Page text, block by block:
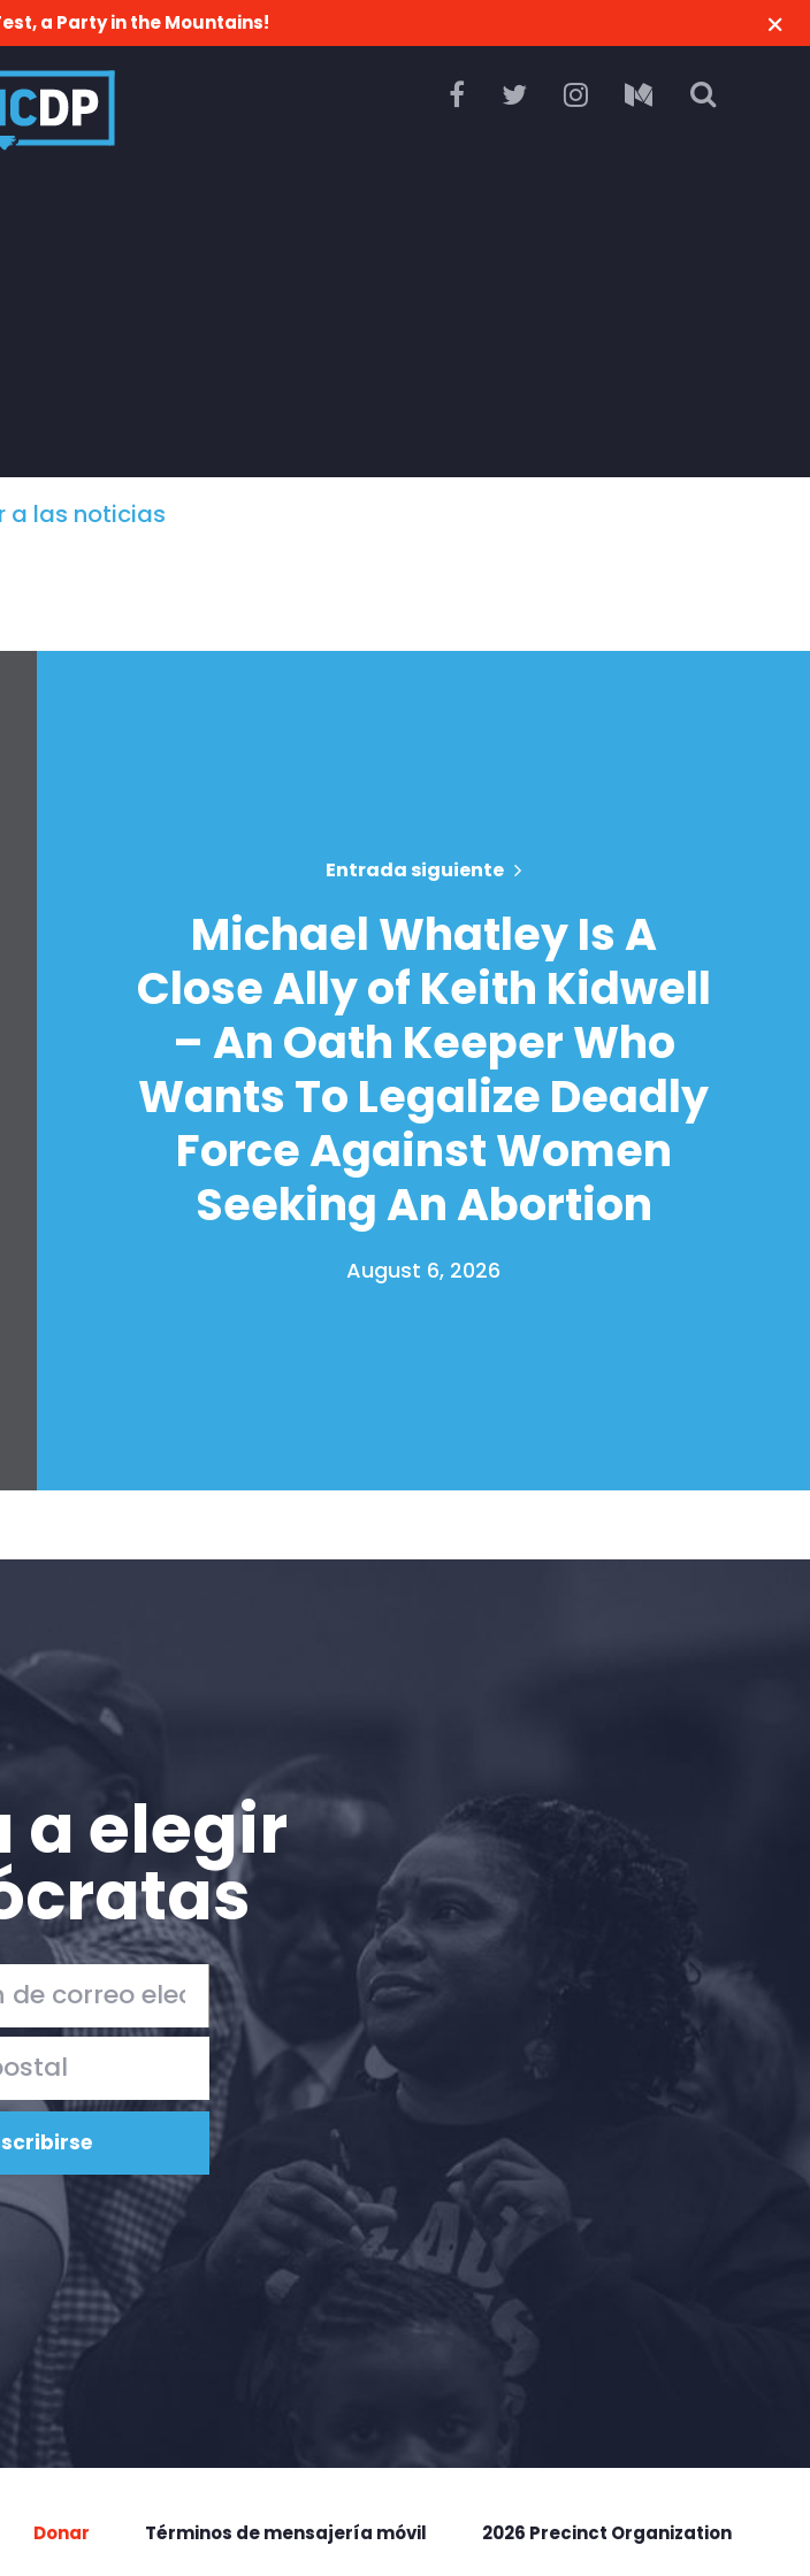
the Courts
con nosotros
Pulse
Donar
a Party in the Mountains!
a las noticias
Entrada siguiente
Michael Whatley Is A
Close Ally of Keith Kidwell
– An Oath Keeper Who
Wants To Legalize Deadly
Force Against Women
Seeking An Abortion
August 6, 2026
a elegir
Donar Términos de mensajería móvil 2026 Precinct Organization